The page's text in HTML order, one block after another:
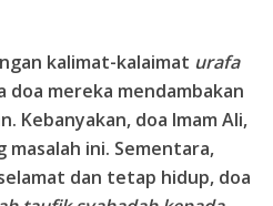
kalimat-kalaimat urafa
mereka mendambakan
Kebanyakan, doa Imam Ali,
masalah ini. Sementara,
dan tetap hidup, doa